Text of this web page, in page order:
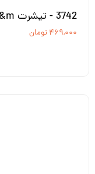
3742 - تیشرت h&m
۴۶۹,۰۰۰ تومان